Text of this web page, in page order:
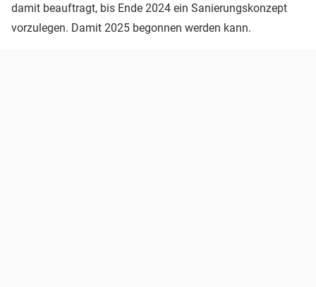
damit beauftragt, bis Ende 2024 ein Sanierungskonzept
vorzulegen. Damit 2025 begonnen werden kann.